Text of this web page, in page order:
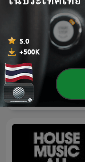
Exclusive Remix